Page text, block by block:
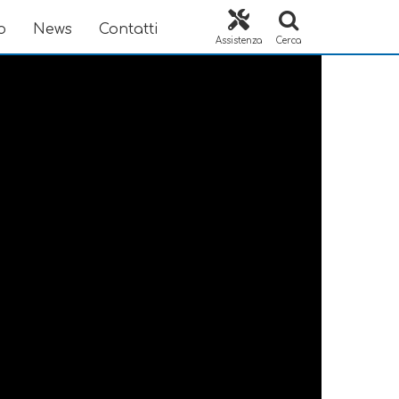
News Contatti
Assistenza Cerca